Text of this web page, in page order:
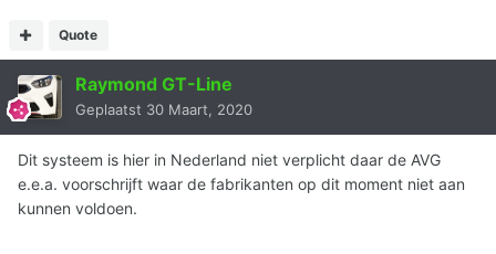
Quote
Raymond GT-Line
Geplaatst 30 Maart, 2020
Dit systeem is hier in Nederland niet verplicht daar de AVG
e.e.a. voorschrijft waar de fabrikanten op dit moment niet aan
kunnen voldoen.